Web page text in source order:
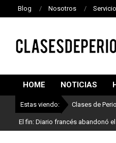
Blog Nosotros
DE
HOME NOTICIAS
Estas viendo: Clases de
El fin: Diario francés abandonó